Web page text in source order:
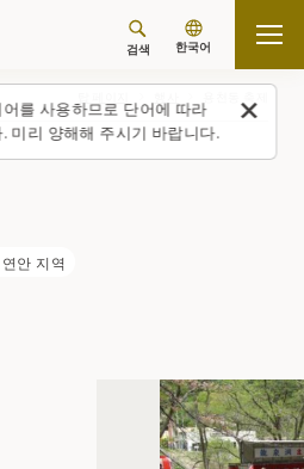
를 사용하므로 단어에 따라
미리 양해해 주시기 바랍니다.
검색 한국어
안 지역